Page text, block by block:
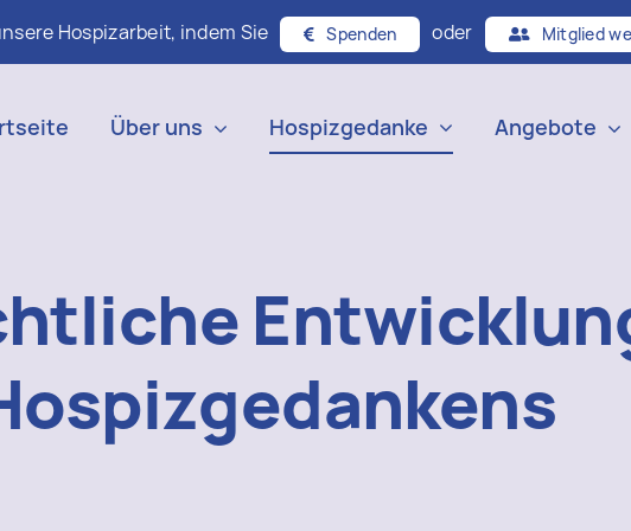
Hospizarbeit, indem Sie Spenden oder Mitglied
Über uns Hospizgedanke Angebote